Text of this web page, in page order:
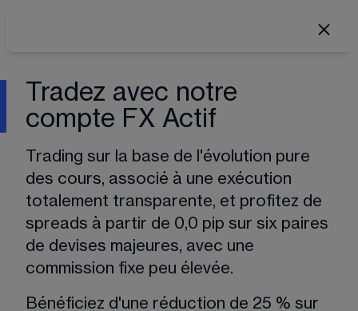
Tradez avec notre
compte FX Actif
Trading sur la base de l'évolution pure
des cours, associé à une exécution
totalement transparente, et profitez de
spreads à partir de 0,0 pip sur six paires
de devises majeures, avec une
commission fixe peu élevée.
Bénéficiez d'une réduction de 25 % sur